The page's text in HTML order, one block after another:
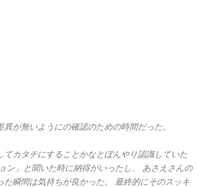
が無いようにの確認のための時間だった。
カタチにすることかなとぼんやり認識していた
ン」と聞いた時に納得がいったし、 あさえさんの
瞬間は気持ちが良かった。 最終的にそのスッキ